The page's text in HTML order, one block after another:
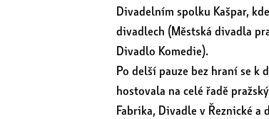
Divadelním spolku Kašpar,
divadlech (Městská divadla
Divadlo Komedie).
Po delší pauze bez hraní se
hostovala na celé řadě
Fabrika, Divadle v Řeznické a